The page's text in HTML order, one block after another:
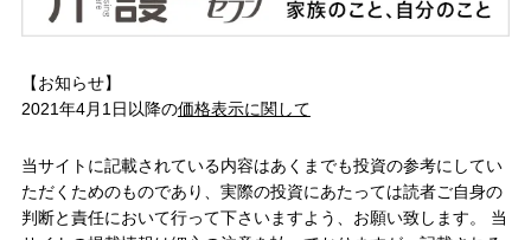
【お知らせ】
2021年4月1日以降の価格表示に関して
当サイトに記載されている内容はあくまでも投資の参考にしてい
ただくためのものであり、実際の投資にあたっては読者ご自身の
判断と責任において行って下さいますよう、お願い致します。 当